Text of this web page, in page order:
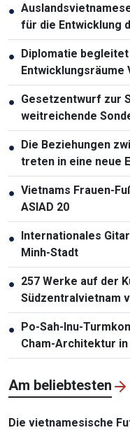
●
für die Entwicklung
● Diplomatie
Entwicklungsräume
● Gesetzentwurf zur
weitreichende
Stadt vor
● Die Beziehungen
treten in eine neue
● Vietnams Frauen-
ASIAD 20
● Internationales
Minh-Stadt
● 257 Werke auf der
Südzentralvietnam
● Po-Sah-Inu-
Cham-Architektur
Am beliebtesten
Die vietnamesische